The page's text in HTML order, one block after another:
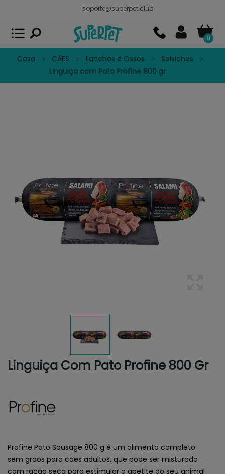
soporte@superpet.club
0
Casa CÃES Lanches e Ossos
Salsichas
Linguiça com Pato Profine 800 gr
Linguiça Com Pato Profine 800 Gr
Profine Pato Sausage 800 g é um alimento completo
sem grãos para cães adultos, que pode ser misturado
com ração seca para estimular o apetite do seu animal
Superpet, comida para mascotas
APP GRATIS - En Google Play